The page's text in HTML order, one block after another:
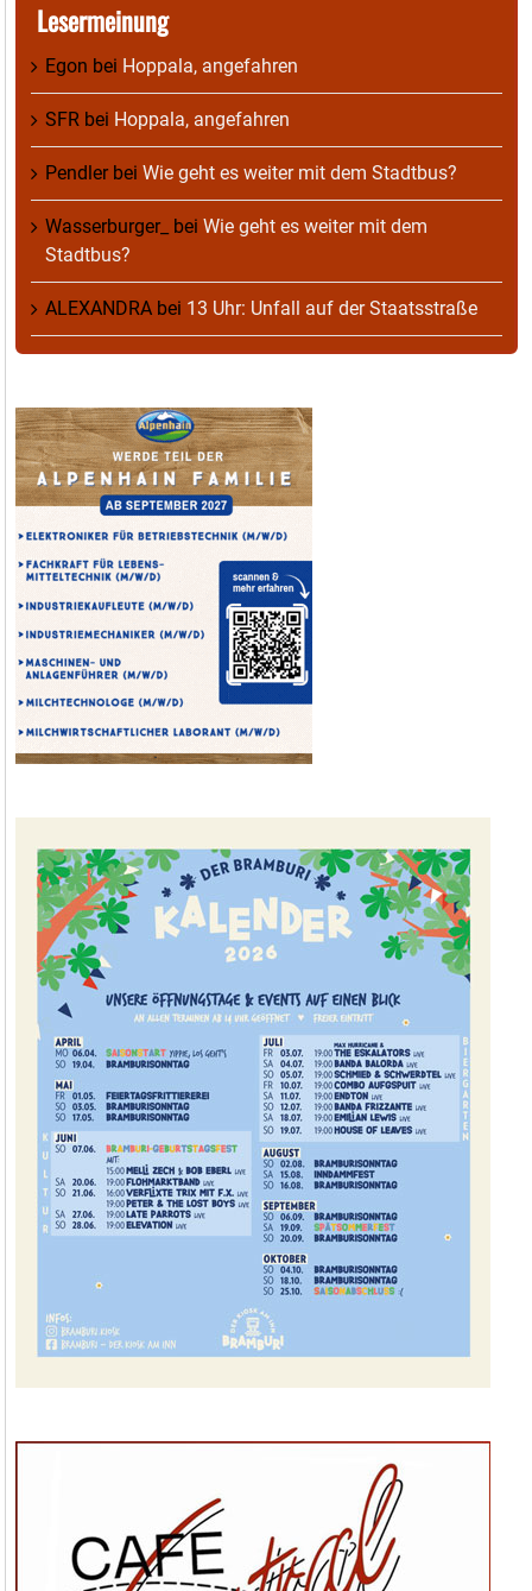
Lesermeinung
Egon bei Hoppala, angefahren
SFR bei Hoppala, angefahren
Pendlerbei Wie geht es weiter mit dem Stadtbus?
Wasserburger_ bei Wie geht es weiter mit dem
Stadtbus?
ALEXANDRA bei 13 Uhr: Unfall auf der Staatsstraße